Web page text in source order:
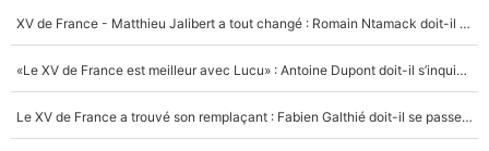
XV de France - Matthieu Jalibert a tout changé : Romain Ntamack doit-il s’inquiéter pour sa place à un an de la Coupe du monde ?
«Le XV de France est meilleur avec Lucu» : Antoine Dupont doit-il s’inquiéter pour sa place ?
Le XV de France a trouvé son remplaçant : Fabien Galthié doit-il se passer d'Antoine Dupont ?